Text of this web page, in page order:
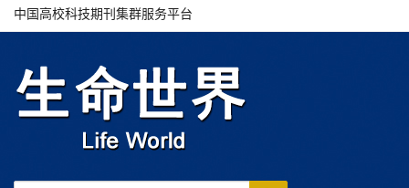
中国高校科技期刊集群服务平台